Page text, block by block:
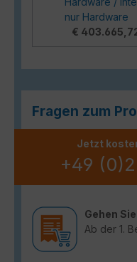
nur Hardware
€
Fragen zum
Jetzt
+49
Gehen
Ab der 1.